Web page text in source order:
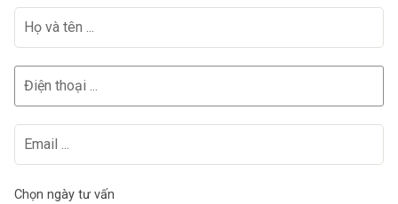
Chọn ngày tư vấn